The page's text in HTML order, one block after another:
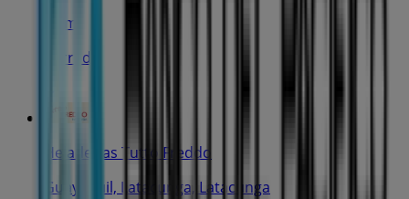
74 m
Cerrado
Heladerías Tutto Freddo
Guayaquil, Latacunga, Latacunga